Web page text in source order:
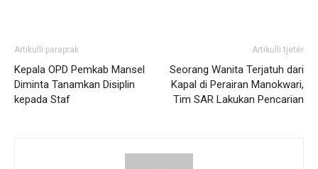
Artikulli paraprak
Kepala OPD Pemkab Mansel
Diminta Tanamkan Disiplin
kepada Staf
Artikulli tjetër
Seorang Wanita Terjatuh dari
Kapal di Perairan Manokwari,
Tim SAR Lakukan Pencarian